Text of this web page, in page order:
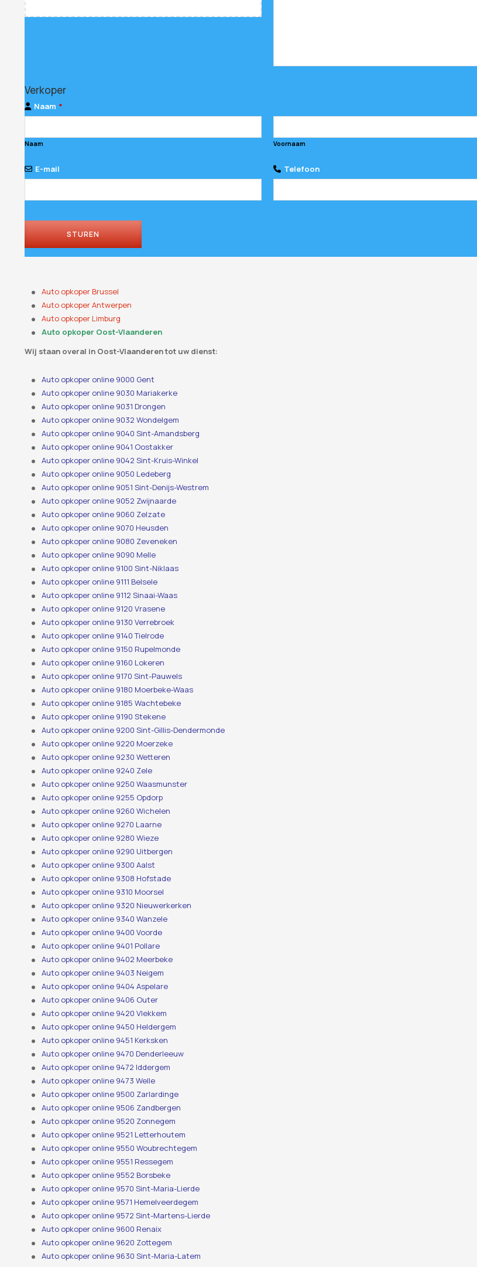
Verkoper
Naam *
Naam Voornaam
E-mail Telefoon
STUREN
Auto opkoper Brussel
Auto opkoper Antwerpen
Auto opkoper Limburg
Auto opkoper Oost-Vlaanderen
Wij staan ​​overal in Oost-Vlaanderen tot uw dienst:
Auto opkoper online 9000 Gent
Auto opkoper online 9030 Mariakerke
Auto opkoper online 9031 Drongen
Auto opkoper online 9032 Wondelgem
Auto opkoper online 9040 Sint-Amandsberg
Auto opkoper online 9041 Oostakker
Auto opkoper online 9042 Sint-Kruis-Winkel
Auto opkoper online 9050 Ledeberg
Auto opkoper online 9051 Sint-Denijs-Westrem
Auto opkoper online 9052 Zwijnaarde
Auto opkoper online 9060 Zelzate
Auto opkoper online 9070 Heusden
Auto opkoper online 9080 Zeveneken
Auto opkoper online 9090 Melle
Auto opkoper online 9100 Sint-Niklaas
Auto opkoper online 9111 Belsele
Auto opkoper online 9112 Sinaai-Waas
Auto opkoper online 9120 Vrasene
Auto opkoper online 9130 Verrebroek
Auto opkoper online 9140 Tielrode
Auto opkoper online 9150 Rupelmonde
Auto opkoper online 9160 Lokeren
Auto opkoper online 9170 Sint-Pauwels
Auto opkoper online 9180 Moerbeke-Waas
Auto opkoper online 9185 Wachtebeke
Auto opkoper online 9190 Stekene
Auto opkoper online 9200 Sint-Gillis-Dendermonde
Auto opkoper online 9220 Moerzeke
Auto opkoper online 9230 Wetteren
Auto opkoper online 9240 Zele
Auto opkoper online 9250 Waasmunster
Auto opkoper online 9255 Opdorp
Auto opkoper online 9260 Wichelen
Auto opkoper online 9270 Laarne
Auto opkoper online 9280 Wieze
Auto opkoper online 9290 Uitbergen
Auto opkoper online 9300 Aalst
Auto opkoper online 9308 Hofstade
Auto opkoper online 9310 Moorsel
Auto opkoper online 9320 Nieuwerkerken
Auto opkoper online 9340 Wanzele
Auto opkoper online 9400 Voorde
Auto opkoper online 9401 Pollare
Auto opkoper online 9402 Meerbeke
Auto opkoper online 9403 Neigem
Auto opkoper online 9404 Aspelare
Auto opkoper online 9406 Outer
Auto opkoper online 9420 Vlekkem
Auto opkoper online 9450 Heldergem
Auto opkoper online 9451 Kerksken
Auto opkoper online 9470 Denderleeuw
Auto opkoper online 9472 Iddergem
Auto opkoper online 9473 Welle
Auto opkoper online 9500 Zarlardinge
Auto opkoper online 9506 Zandbergen
Auto opkoper online 9520 Zonnegem
Auto opkoper online 9521 Letterhoutem
Auto opkoper online 9550 Woubrechtegem
Auto opkoper online 9551 Ressegem
Auto opkoper online 9552 Borsbeke
Auto opkoper online 9570 Sint-Maria-Lierde
Auto opkoper online 9571 Hemelveerdegem
Auto opkoper online 9572 Sint-Martens-Lierde
Auto opkoper online 9600 Renaix
Auto opkoper online 9620 Zottegem
Auto opkoper online 9630 Sint-Maria-Latem